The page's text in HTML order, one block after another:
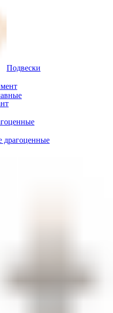
Подвески
драгоценные